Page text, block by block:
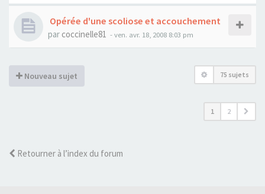
Opérée d'une scoliose et accouchement
par coccinelle81 - ven. avr. 18, 2008 8:03 pm
Nouveau sujet 75 sujets
1 2
Retourner à l’index du forum